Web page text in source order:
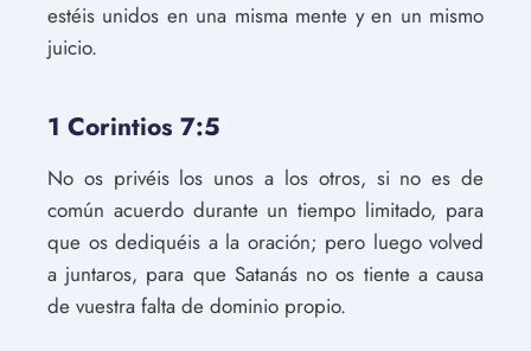
estéis unidos en una misma mente y en un mismo
juicio.
1 Corintios 7:5
No os privéis los unos a los otros, si no es de
común acuerdo durante un tiempo limitado, para
que os dediquéis a la oración; pero luego volved
a juntaros, para que Satanás no os tiente a causa
de vuestra falta de dominio propio.